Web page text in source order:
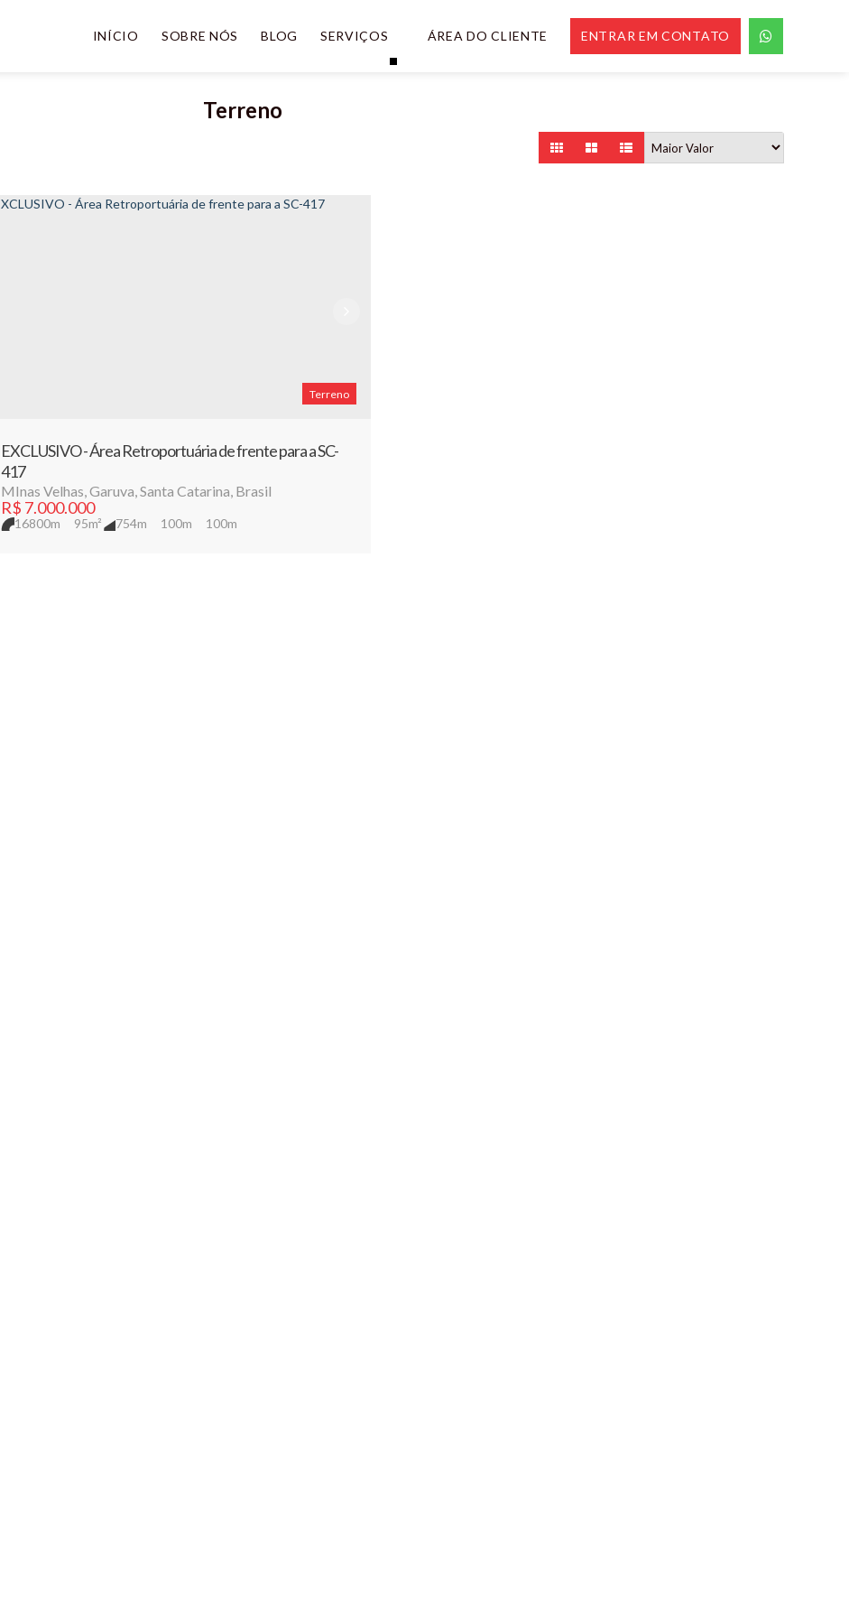
ENTRAR EM CONTATO
ÁREA DO CLIENTE
SERVIÇOS
BLOG
SOBRE NÓS
INÍCIO
Terreno
Terreno
EXCLUSIVO - Área Retroportuária de frente para a SC-
417
R$ 7.000.000
MInas Velhas,Garuva,Santa Catarina, Brasil
16800m 95m² 754m 100m 100m